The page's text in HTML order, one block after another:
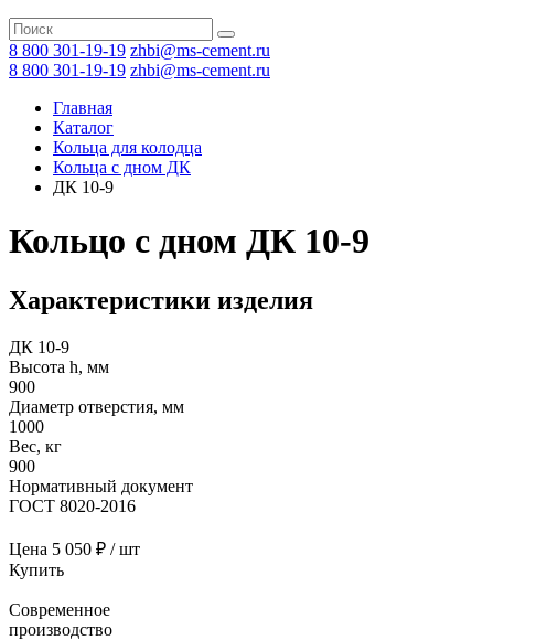
8 800 301-19-19 zhbi@ms-cement.ru
8 800 301-19-19 zhbi@ms-cement.ru
Главная
Каталог
Кольца для колодца
Кольца с дном ДК
ДК 10-9
Кольцо с дном ДК 10-9
Характеристики изделия
ДК 10-9
Высота h, мм
900
Диаметр отверстия, мм
1000
Вес, кг
900
Нормативный документ
ГОСТ 8020-2016
Цена 5 050 ₽ / шт
Купить
Современное
производство